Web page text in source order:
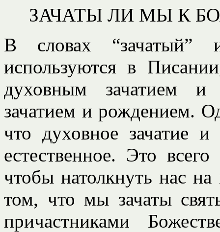
ЗАЧАТЫ ЛИ МЫ К
В словах “зачатый”
используются в
духовным зачатием и
зачатием и рождением.
что духовное зачатие
естественное. Это
чтобы натолкнуть нас
том, что мы зачаты
причастниками